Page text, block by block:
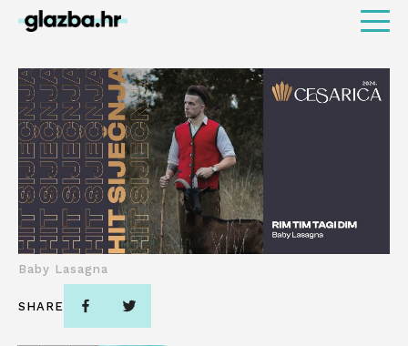
Baby Lasagna
SHARE